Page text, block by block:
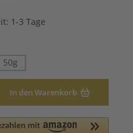
1-3 Tage
50g
In den Warenkorb